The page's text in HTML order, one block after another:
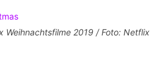
Weihnachtsfilme 2019 / Foto: Netflix